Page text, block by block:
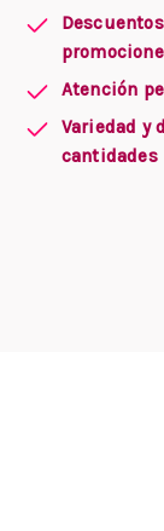
Atención
Variedad y
cantidades